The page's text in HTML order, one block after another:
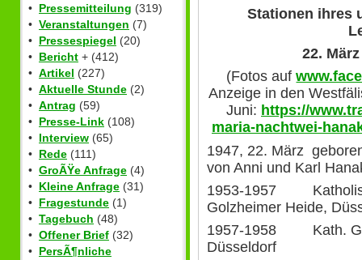
• Pressemitteilung (319)
• Veranstaltungen (7)
• Pressespiegel (20)
• Bericht + (412)
• Artikel (227)
• Aktuelle Stunde (2)
• Antrag (59)
• Presse-Link (108)
• Interview (65)
• Rede (111)
• GroÃŸe Anfrage (4)
• Kleine Anfrage (31)
• Fragestunde (1)
• Tagebuch (48)
• Offener Brief (32)
• PersÃ¶nliche
Stationen ihres
22.
(Fotos auf
Anzeige in den
Juni: https://
maria-nachtwei-
1947, 22. März
von Anni und Karl
1953-1957
Golzheimer Heide,
1957-1958 Kath.
Düsseldorf